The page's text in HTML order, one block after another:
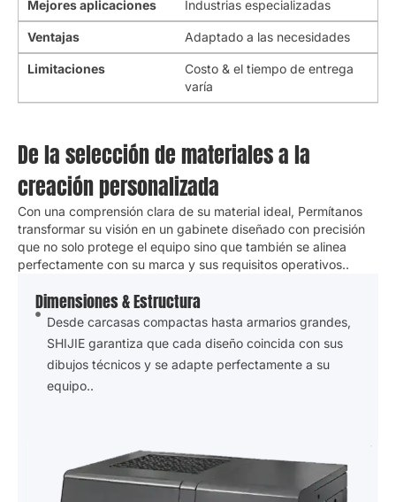
Mejores aplicaciones Industrias especializadas
Ventajas Adaptado a las necesidades
Limitaciones
Costo & el tiempo de entrega
varía
De la selección de materiales a la
creación personalizada
Con una comprensión clara de su material ideal, Permítanos
transformar su visión en un gabinete diseñado con precisión
que no solo protege el equipo sino que también se alinea
perfectamente con su marca y sus requisitos operativos..
Dimensiones & Estructura
Desde carcasas compactas hasta armarios grandes,
SHIJIE garantiza que cada diseño coincida con sus
dibujos técnicos y se adapte perfectamente a su
equipo..